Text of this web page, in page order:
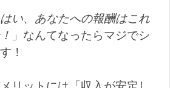
はい、あなたへの報酬はこれ
」なんてなったらマジでシ
！